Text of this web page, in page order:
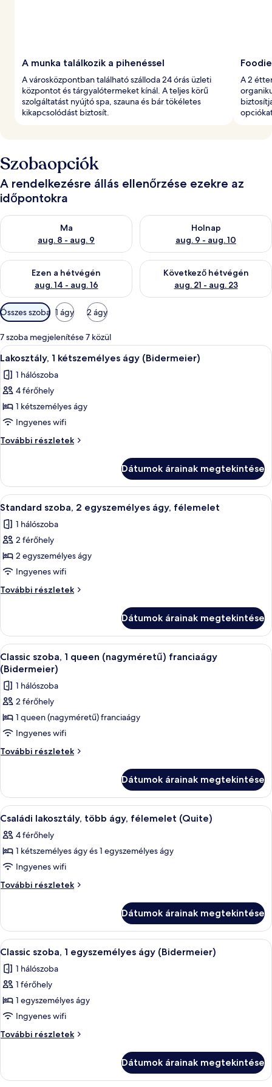
A munka találkozik a pihenéssel
A városközpontban található szálloda 24 órás üzleti
központot és tárgyalótermeket kínál. A teljes körű
szolgáltatást nyújtó spa, szauna és bár tökéletes
kikapcsolódást biztosít.
A 2
Szobaopciók
A rendelkezésre állás ellenőrzése ezekre az
időpontokra
Ma
aug. 8 - aug. 9
A ma esti rendelkezésre állás ellenőrzése: aug. 8 - aug. 9
Holnap
aug. 9 - aug. 10
A holnapi rendelkezésre állás
Ezen a hétvégén
aug. 14 - aug. 16
A mostani hétvégi rendelkezésre állás ellenőrzése: aug. 14 -
Következő hétvégén
aug. 21 - aug. 23
A következő hétvégi
Szobákhoz
rendelkezésre
álló
szűrők
Összes szoba 1 ágy 2 ágy
7 szoba megjelenítése 7 közül
A
következő
szoba
összes
képének
megtekintése:
Lakosztály,
1
ágy
(Bidermeier)
Egy szállodai szoba, amelyben
7
Lakosztály, 1 kétszemélyes ágy (Bidermeier)
1 hálószoba
4 férőhely
1 kétszemélyes ágy
Ingyenes wifi
További részletek
Lakosztály,
(Bidermeier)
további
részletei
Dátumok árainak megtekintése
A
következő
szoba
összes
képének
megtekintése:
Standard
szoba,
egyszemélyes
ágy,
félemelet
Egy kétágyas szoba, íróasztallal és
6
Standard szoba, 2 egyszemélyes ágy, félemelet
1 hálószoba
2 férőhely
2 egyszemélyes ágy
Ingyenes wifi
További részletek
Standard
ágy,
félemelet
további
részletei
Dátumok árainak megtekintése
A
következő
szoba
összes
képének
megtekintése:
Classic
szoba,
(nagyméretű)
franciaágy
(Bidermeier)
Egy szállodai szoba, amelyben
9
Classic szoba, 1 queen (nagyméretű) franciaágy
(Bidermeier)
1 hálószoba
2 férőhely
1 queen (nagyméretű) franciaágy
Ingyenes wifi
További részletek
Classic
(nagyméretű)
franciaágy
(Bidermeier)
részletei
Dátumok árainak megtekintése
A
következő
szoba
összes
képének
megtekintése:
több
ágy,
félemelet
(Quite)
Családi lakosztály, több ágy,
8
Családi lakosztály, több ágy, félemelet (Quite)
4 férőhely
1 kétszemélyes ágy és 1 egyszemélyes ágy
Ingyenes wifi
További részletek
Családi
félemelet
(Quite)
további
Dátumok árainak megtekintése
A
következő
szoba
összes
képének
megtekintése:
Classic
szoba,
egyszemélyes
Egy szállodai szoba, amelyben
8
Classic szoba, 1 egyszemélyes ágy (Bidermeier)
1 hálószoba
1 férőhely
1 egyszemélyes ágy
Ingyenes wifi
További részletek
Classic
ágy
Dátumok árainak megtekintése